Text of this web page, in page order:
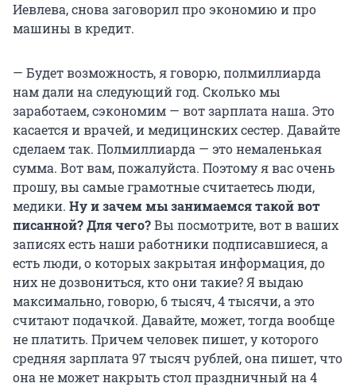
Иевлева, снова заговорил про экономию и про
машины в кредит.
— Будет возможность, я говорю, полмиллиарда
нам дали на следующий год. Сколько мы
заработаем, сэкономим — вот зарплата наша. Это
касается и врачей, и медицинских сестер. Давайте
сделаем так. Полмиллиарда — это немаленькая
сумма. Вот вам, пожалуйста. Поэтому я вас очень
прошу, вы самые грамотные считаетесь люди,
медики. Ну и зачем мы занимаемся такой вот
писанной? Для чего?Вы посмотрите, вот в ваших
записях есть наши работники подписавшиеся, а
есть люди, о которых закрытая информация, до
них не дозвониться, кто они такие? Я выдаю
максимально, говорю, 6 тысяч, 4 тысячи, а это
считают подачкой. Давайте, может, тогда вообще
не платить. Причем человек пишет, у которого
средняя зарплата 97 тысяч рублей, она пишет, что
она не может накрыть стол праздничный на 4